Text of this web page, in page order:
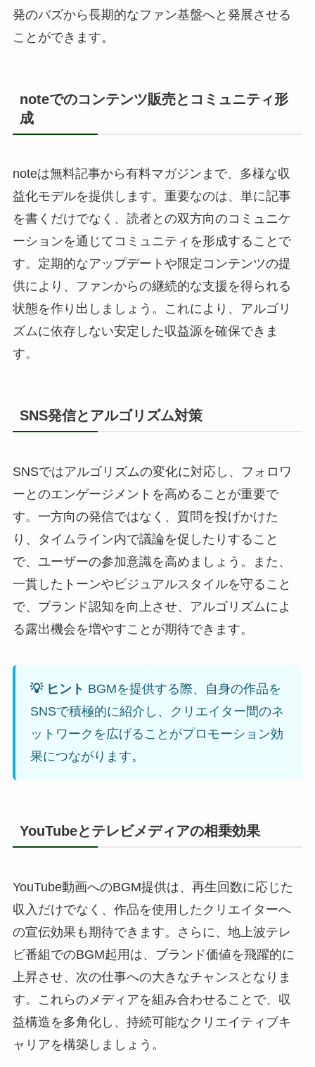
発のバズから長期的なファン基盤へと発展させる
ことができます。
noteでのコンテンツ販売とコミュニティ形
成
noteは無料記事から有料マガジンまで、多様な収
益化モデルを提供します。重要なのは、単に記事
を書くだけでなく、読者との双方向のコミュニケ
ーションを通じてコミュニティを形成することで
す。定期的なアップデートや限定コンテンツの提
供により、ファンからの継続的な支援を得られる
状態を作り出しましょう。これにより、アルゴリ
ズムに依存しない安定した収益源を確保できま
す。
SNS発信とアルゴリズム対策
SNSではアルゴリズムの変化に対応し、フォロワ
ーとのエンゲージメントを高めることが重要で
す。一方向の発信ではなく、質問を投げかけた
り、タイムライン内で議論を促したりすること
で、ユーザーの参加意識を高めましょう。また、
一貫したトーンやビジュアルスタイルを守ること
で、ブランド認知を向上させ、アルゴリズムによ
る露出機会を増やすことが期待できます。
💡 ヒント BGMを提供する際、自身の作品を
SNSで積極的に紹介し、クリエイター間のネ
ットワークを広げることがプロモーション効
果につながります。
YouTubeとテレビメディアの相乗効果
YouTube動画へのBGM提供は、再生回数に応じた
収入だけでなく、作品を使用したクリエイターへ
の宣伝効果も期待できます。さらに、地上波テレ
ビ番組でのBGM起用は、ブランド価値を飛躍的に
上昇させ、次の仕事への大きなチャンスとなりま
す。これらのメディアを組み合わせることで、収
益構造を多角化し、持続可能なクリエイティブキ
ャリアを構築しましょう。